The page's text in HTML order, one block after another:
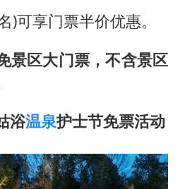
可享门票半价优惠。
景区大门票，不含景区
浴温泉护士节免票活动